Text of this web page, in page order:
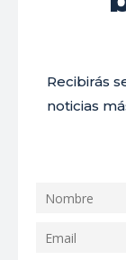
Recibirás
noticias